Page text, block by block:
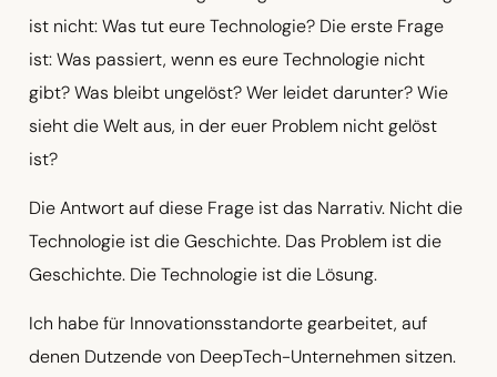
ist nicht: Was tut eure Technologie? Die erste Frage
ist: Was passiert, wenn es eure Technologie nicht
gibt? Was bleibt ungelöst? Wer leidet darunter? Wie
sieht die Welt aus, in der euer Problem nicht gelöst
ist?
Die Antwort auf diese Frage ist das Narrativ. Nicht die
Technologie ist die Geschichte. Das Problem ist die
Geschichte. Die Technologie ist die Lösung.
Ich habe für Innovationsstandorte gearbeitet, auf
denen Dutzende von DeepTech-Unternehmen sitzen.